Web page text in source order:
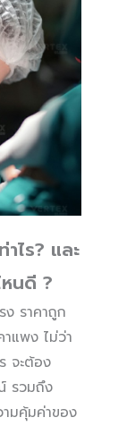
ไร? และ
นดี ?
ราคาถูก
แพง ไม่ว่า
จะต้อง
รวมถึง
ามคุ้มค่าของ